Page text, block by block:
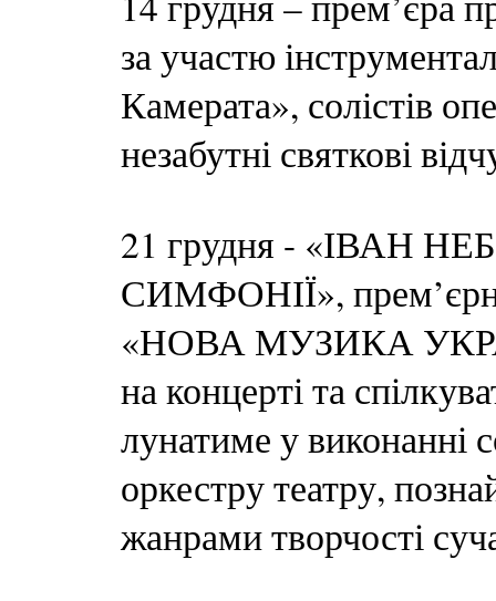
за участю
Камерата», солістів
незабутні святкові
21 грудня - «ІВАН
СИМФОНІЇ»,
«НОВА МУЗИКА
на концерті та
лунатиме у виконанні
оркестру театру,
жанрами творчості